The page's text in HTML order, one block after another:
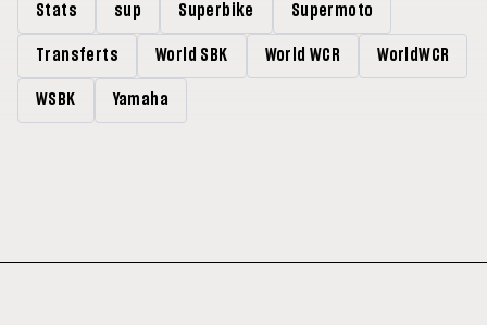
Stats sup Superbike Supermoto
Transferts World SBK World WCR WorldWCR
WSBK Yamaha